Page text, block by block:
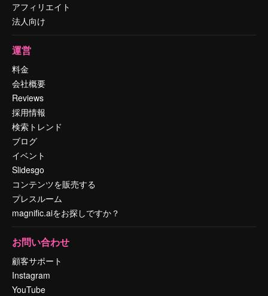
アフィリエイト
法人向け
運営
料金
会社概要
Reviews
採用情報
検索トレンド
ブログ
イベント
Slidesgo
コンテンツを販売する
プレスルーム
magnific.aiをお探しですか？
お問い合わせ
顧客サポート
Instagram
YouTube